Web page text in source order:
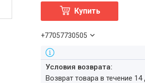
Купить
+77057730505
возврат товара в течение